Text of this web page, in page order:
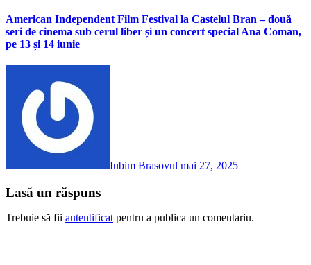
American Independent Film Festival la Castelul Bran – două
seri de cinema sub cerul liber și un concert special Ana Coman,
pe 13 și 14 iunie
Iubim Brasovul mai 27, 2025
Lasă un răspuns
Trebuie să fii autentificat pentru a publica un comentariu.